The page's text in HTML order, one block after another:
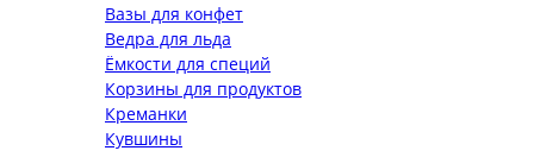
Вазы для конфет
Ведра для льда
Ёмкости для специй
Корзины для продуктов
Креманки
Кувшины